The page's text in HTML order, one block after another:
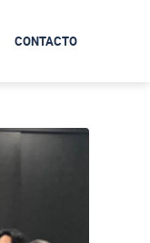
CONTACTO